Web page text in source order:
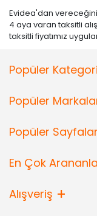
Evidea'dan
4 aya varan taksitli
taksitli fiyatımız
Popüler
Popüler
Popüler Sayfalar
En Çok
Alışveriş